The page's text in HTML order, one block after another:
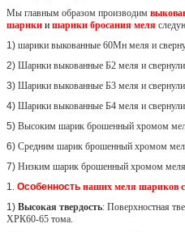
Мы главным образом производим
шарики и шарики бросания меля
1) шарики выкованные 60Мн меля и
2) Шарики выкованные Б2 меля и
3) Шарики выкованные Б3 меля и
4) Шарики выкованные Б4 меля и
5) Высоким шарик брошенный хромом
6) Средним шарик брошенный хромом
7) Низким шарик брошенный хромом
1. Особенность наших меля шариков
1) Высокая твердость: Поверхностная
ХРК60-65 тома.